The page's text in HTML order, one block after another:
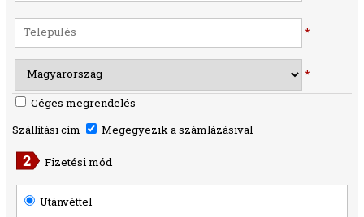
*
*
Céges megrendelés
Szállítási cím
Megegyezik a számlázásival
Fizetési mód
Utánvéttel